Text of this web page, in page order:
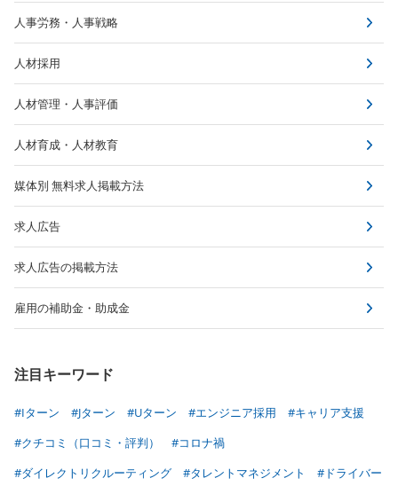
人事労務・人事戦略
人材採用
人材管理・人事評価
人材育成・人材教育
媒体別 無料求人掲載方法
求人広告
求人広告の掲載方法
雇用の補助金・助成金
注目キーワード
#Iターン #Jターン #Uターン #エンジニア採用
#キャリア支援
#クチコミ（口コミ・評判）
#コロナ禍
#ダイレクトリクルーティング
#タレントマネジメント
#ドライバー